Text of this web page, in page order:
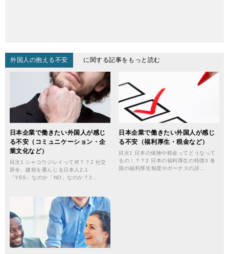
外国人の抱える不安 に関する記事をもっと読む
日本企業で働きたい外国人が感じ
る不安（コミュニケーション・企
業文化など）
目次1 シャコウジレイって何？？2 社交
辞令、建前を重んじる日本人2.1
「YES」なのか「NO」なのか？2…
日本企業で働きたい外国人が感じ
る不安（福利厚生・税金など）
目次1 日本の保険や税金ってどうなって
るの！？？2 日本の福利厚生の特徴3 各
国の福利厚生制度やボーナスの詳…